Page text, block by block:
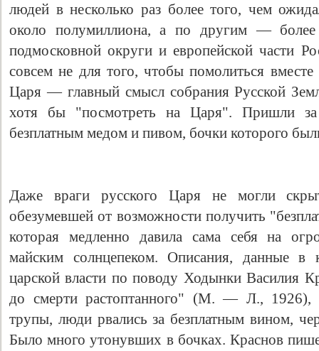
людей в несколько раз более того, чем
около полумиллиона, а по другим — более
подмосковной округи и европейской части
совсем не для того, чтобы помолиться
Царя — главный смысл собрания Русской
хотя бы "посмотреть на Царя". Пришли за
безплатным медом и пивом, бочки которого
Даже враги русского Царя не могли
обезумевшей от возможности получить
которая медленно давила сама себя на
майским солнцепеком. Описания, данные в
царской власти по поводу Ходынки Василия
до смерти растоптанного" (М. — Л., 1926),
трупы, люди рвались за безплатным вином,
Было много утонувших в бочках. Краснов